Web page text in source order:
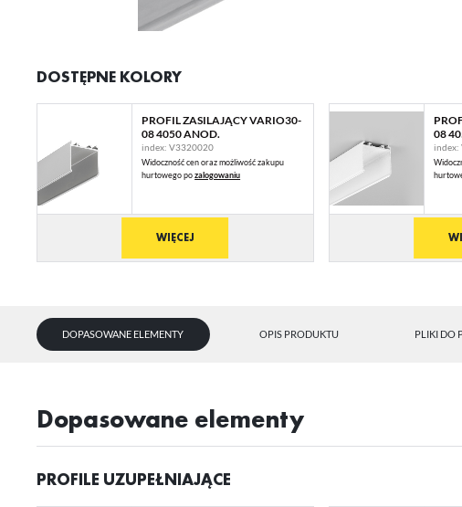
DOSTĘPNE KOLORY
PROFIL ZASILAJĄCY VARIO30-
08 4050 ANOD.
index: V3320020
Widoczność cen oraz możliwość zakupu
hurtowego pozalogowaniu
WIĘCEJ
08
index:
DOPASOWANE ELEMENTY OPIS PRODUKTU PLIKI DO
dopasowane elementy
PROFILE UZUPEŁNIAJĄCE